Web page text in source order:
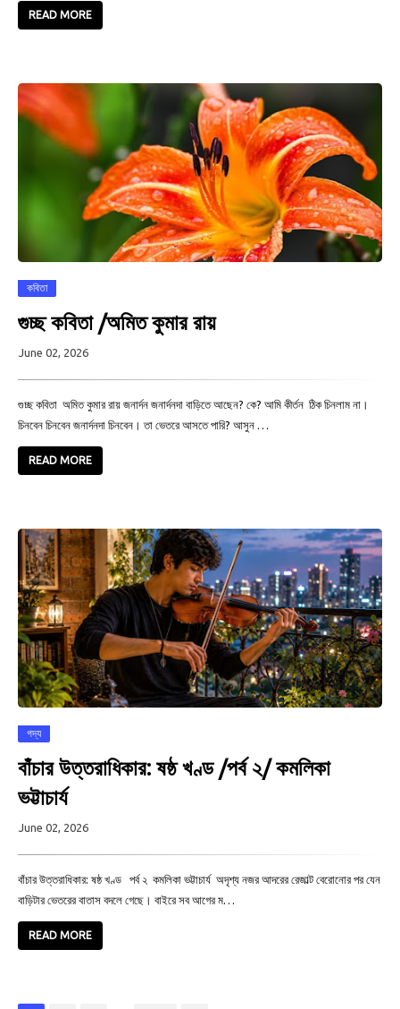
READ MORE
কবিতা
গুচ্ছ কবিতা /অমিত কুমার রায়
June 02, 2026
গুচ্ছ কবিতা অমিত কুমার রায় জনার্দন জনার্দনদা বাড়িতে আছেন? কে? আমি কীর্তন ঠিক চিনলাম না।
চিনবেন চিনবেন জনার্দনদা চিনবেন। তা ভেতরে আসতে পারি? আসুন …
READ MORE
গদ্য
বাঁচার উত্তরাধিকার: ষষ্ঠ খণ্ড /পর্ব ২/ কমলিকা
ভট্টাচার্য
June 02, 2026
বাঁচার উত্তরাধিকার: ষষ্ঠ খণ্ড পর্ব ২ কমলিকা ভট্টাচার্য অদৃশ্য নজর আদরের রেজাল্ট বেরোনোর পর যেন
বাড়িটার ভেতরের বাতাস বদলে গেছে। বাইরে সব আগের ম…
READ MORE